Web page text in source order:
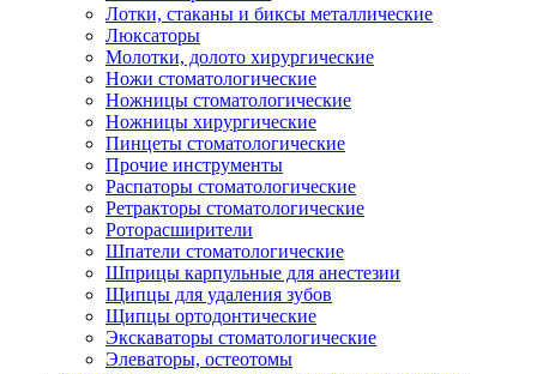
Лотки, стаканы и биксы металлические
Люксаторы
Молотки, долото хирургические
Ножи стоматологические
Ножницы стоматологические
Ножницы хирургические
Пинцеты стоматологические
Прочие инструменты
Распаторы стоматологические
Ретракторы стоматологические
Роторасширители
Шпатели стоматологические
Шприцы карпульные для анестезии
Щипцы для удаления зубов
Щипцы ортодонтические
Экскаваторы стоматологические
Элеваторы, остеотомы